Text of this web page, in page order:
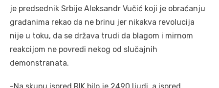
je predsednik Srbije Aleksandr Vučić koji je obraćanju
građanima rekao da ne brinu jer nikakva revolucija
nije u toku, da se država trudi da blagom i mirnom
reakcijom ne povredi nekog od slučajnih
demonstranata.